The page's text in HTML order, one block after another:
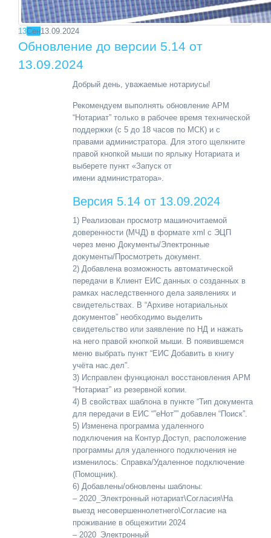
13Сен13.09.2024
Обновление до версии 5.14 от
13.09.2024
Добрый день, уважаемые нотариусы!
Рекомендуем выполнять обновление АРМ
“Нотариат” только в рабочее время технической
поддержки (с 5 до 18 часов по МСК) и с
правами администратора. Для этого щелкните
правой кнопкой мыши по ярлыку Нотариата и
выберете пункт «Запуск от
имени администратора».
Версия 5.14 от 13.09.2024
1) Реализован просмотр машиночитаемой
доверенности (МЧД) в формате xml с ЭЦП
через меню Документы/Электронные
документы/Просмотреть документ.
2) Добавлена возможность автоматической
передачи в Клиент ЕИС данных о созданных в
рамках наследственного дела заявлениях и
свидетельствах. В “Архиве нотариальных
документов” необходимо выделить
свидетельство или заявление по НД и нажать
на него правой кнопкой мыши. В появившемся
меню выбрать пункт “ЕИС Добавить в книгу
учёта нас.дел”.
3) Исправлен функционал восстановления АРМ
“Нотариат” из резервной копии.
4) В свойствах шаблона в пункте “Тип документа
для передачи в ЕИС “”еНот”” добавлен “Поиск”.
5) Изменена программа удаленного
подключения на Контур.Доступ, расположение
программы для удаленного подключения не
изменилось: Справка/Удаленное подключение
(Помощник).
6) Добавлены/обновлены шаблоны:
– 2020_Электронный нотариат\Согласия\На
выезд несовершеннолетнего\Согласие на
проживание в общежитии 2024
– 2020_Электронный